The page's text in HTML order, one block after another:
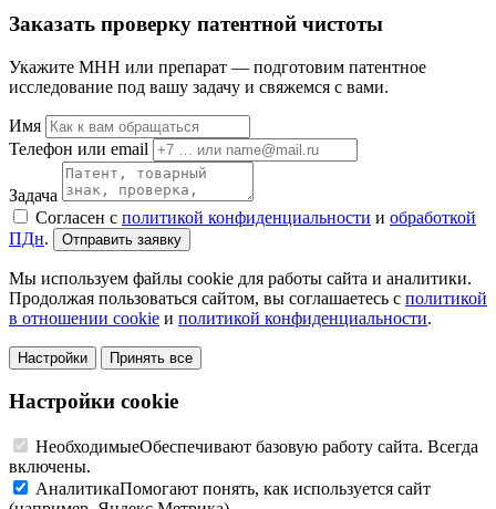
Заказать проверку патентной чистоты
Укажите МНН или препарат — подготовим патентное
исследование под вашу задачу и свяжемся с вами.
Имя
Телефон или email
Задача
Согласен с политикой конфиденциальности и обработкой
ПДн. Отправить заявку
Мы используем файлы cookie для работы сайта и аналитики.
Продолжая пользоваться сайтом, вы соглашаетесь с политикой
в отношении cookie и политикой конфиденциальности.
Настройки Принять все
Настройки cookie
НеобходимыеОбеспечивают базовую работу сайта. Всегда
включены.
АналитикаПомогают понять, как используется сайт